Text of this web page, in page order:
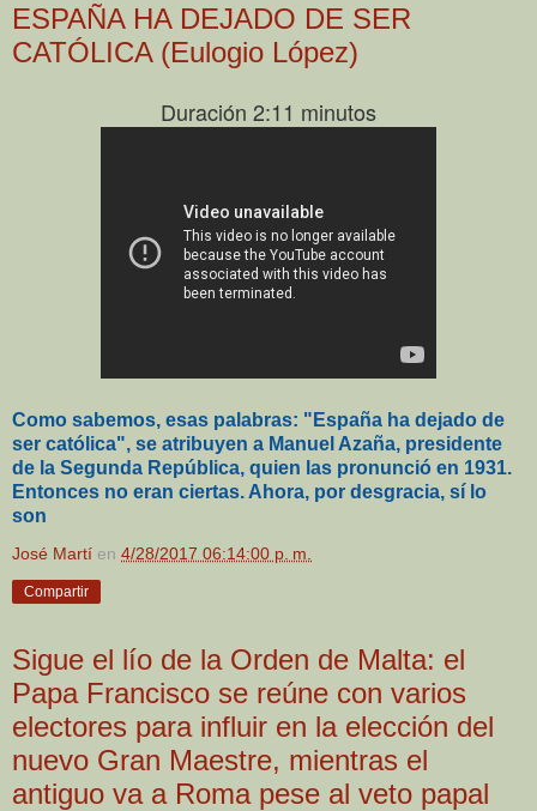
ESPAÑA HA DEJADO DE SER
CATÓLICA (Eulogio López)
Duración 2:11 minutos
Como sabemos, esas palabras: "España ha dejado de
ser católica", se atribuyen a Manuel Azaña, presidente
de la Segunda República, quien las pronunció en 1931.
Entonces no eran ciertas. Ahora, por desgracia, sí lo
son
José Martí en 4/28/2017 06:14:00 p. m.
Compartir
Sigue el lío de la Orden de Malta: el
Papa Francisco se reúne con varios
electores para influir en la elección del
nuevo Gran Maestre, mientras el
antiguo va a Roma pese al veto papal